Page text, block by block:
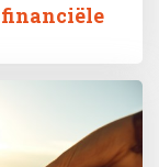
financiële